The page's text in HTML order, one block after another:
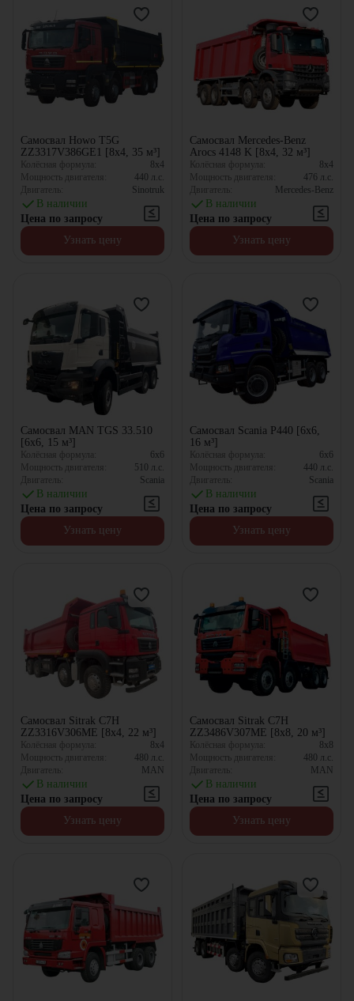
Самосвал Howo T5G
ZZ3317V386GE1 [8x4, 35 м³]
Колёсная формула:
8x4
Мощность двигателя:
440 л.с.
Двигатель:
Sinotruk
В наличии
Цена по запросу
Узнать цену
Самосвал Mercedes-Benz
Arocs 4148 K [8x4, 32 м³]
Колёсная формула:
8x4
Мощность двигателя:
476 л.с.
Двигатель:
Mercedes-Benz
В наличии
Цена по запросу
Узнать цену
Самосвал MAN TGS 33.510
[6x6, 15 м³]
Колёсная формула:
6x6
Мощность двигателя:
510 л.с.
Двигатель:
Scania
В наличии
Цена по запросу
Узнать цену
Самосвал Scania P440 [6x6,
16 м³]
Колёсная формула:
6x6
Мощность двигателя:
440 л.с.
Двигатель:
Scania
В наличии
Цена по запросу
Узнать цену
Самосвал Sitrak C7H
ZZ3316V306ME [8x4, 22 м³]
Колёсная формула:
8x4
Мощность двигателя:
480 л.с.
Двигатель:
MAN
В наличии
Цена по запросу
Узнать цену
Самосвал Sitrak C7H
ZZ3486V307ME [8x8, 20 м³]
Колёсная формула:
8x8
Мощность двигателя:
480 л.с.
Двигатель:
MAN
В наличии
Цена по запросу
Узнать цену